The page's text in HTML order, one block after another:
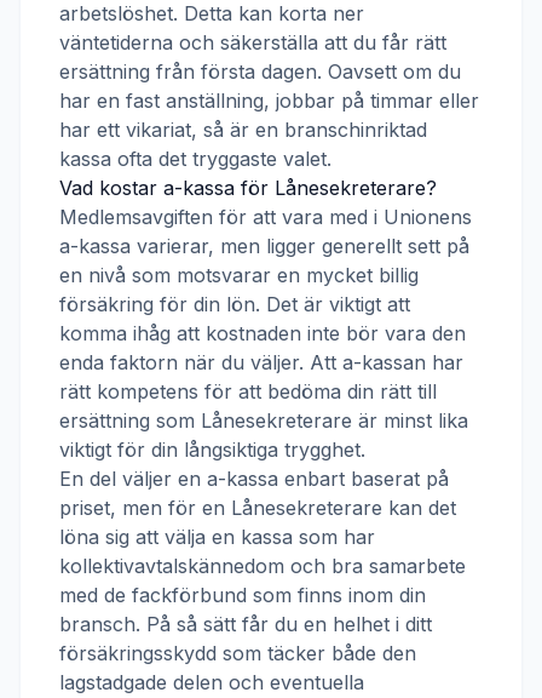
arbetslöshet. Detta kan korta ner
väntetiderna och säkerställa att du får rätt
ersättning från första dagen. Oavsett om du
har en fast anställning, jobbar på timmar eller
har ett vikariat, så är en branschinriktad
kassa ofta det tryggaste valet.
Vad kostar a-kassa för Lånesekreterare?
Medlemsavgiften för att vara med i Unionens
a-kassa varierar, men ligger generellt sett på
en nivå som motsvarar en mycket billig
försäkring för din lön. Det är viktigt att
komma ihåg att kostnaden inte bör vara den
enda faktorn när du väljer. Att a-kassan har
rätt kompetens för att bedöma din rätt till
ersättning som Lånesekreterare är minst lika
viktigt för din långsiktiga trygghet.
En del väljer en a-kassa enbart baserat på
priset, men för en Lånesekreterare kan det
löna sig att välja en kassa som har
kollektivavtalskännedom och bra samarbete
med de fackförbund som finns inom din
bransch. På så sätt får du en helhet i ditt
försäkringsskydd som täcker både den
lagstadgade delen och eventuella